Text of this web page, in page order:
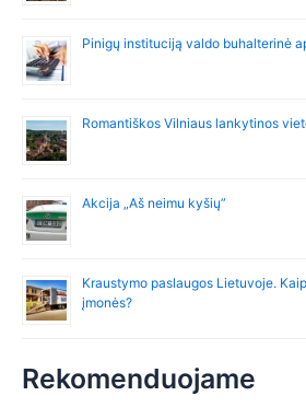
Pinigų instituciją valdo buhalterinė
Romantiškos Vilniaus lankytinos
Akcija „Aš neimu kyšių”
Kraustymo paslaugos Lietuvoje.
įmonės?
Rekomenduojame